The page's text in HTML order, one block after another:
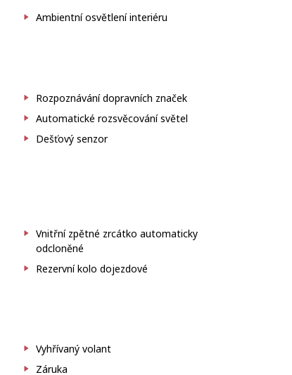
Ambientní osvětlení interiéru
Rozpoznávání dopravních značek
Automatické rozsvěcování světel
Dešťový senzor
Vnitřní zpětné zrcátko automaticky
odcloněné
Rezervní kolo dojezdové
Vyhřívaný volant
Záruka